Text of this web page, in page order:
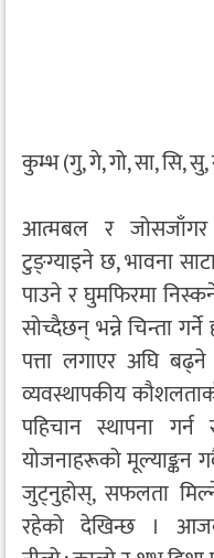
कुम्भ (गु, गे, गो, सा, सि,
आत्मबल र
टुङ्ग्याइने छ, भावना
पाउने र घुमफिरमा
सोच्दैछन् भन्ने चिन्ता
पत्ता लगाएर अघि
व्यवस्थापकीय
पहिचान स्थापना
योजनाहरूको मूल्याङ्कन
जुट्नुहोस्, सफलता
रहेको देखिन्छ ।